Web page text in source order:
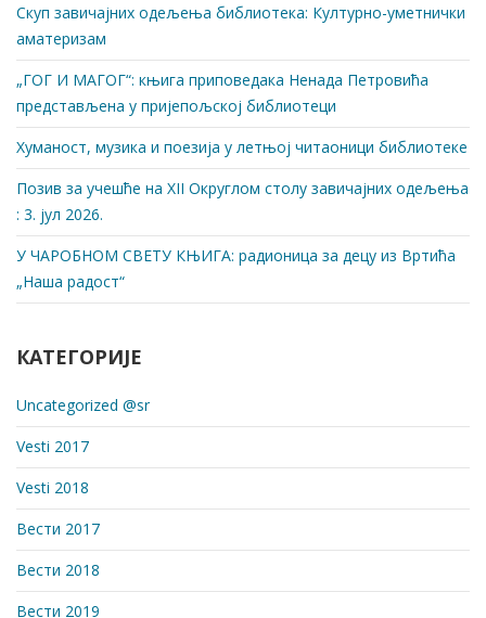
Скуп завичајних одељења библиотека: Културно-уметнички
аматеризам
„ГОГ И МАГОГ“: књига приповедака Ненада Петровића
представљена у пријепољској библиотеци
Хуманост, музика и поезија у летњој читаоници библиотеке
Позив за учешће на XII Округлом столу завичајних одељења
: 3. јул 2026.
У ЧАРОБНОМ СВЕТУ КЊИГА: радионица за децу из Вртића
„Наша радост“
КАТЕГОРИЈЕ
Uncategorized @sr
Vesti 2017
Vesti 2018
Вести 2017
Вести 2018
Вести 2019